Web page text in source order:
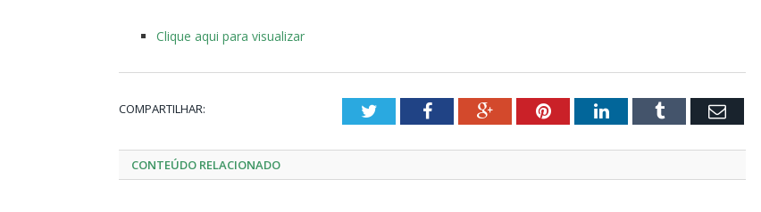
Clique aqui para visualizar
COMPARTILHAR: TwitterFacebookGoogle+PinterestLinkedInTumblr Email
CONTEÚDO RELACIONADO